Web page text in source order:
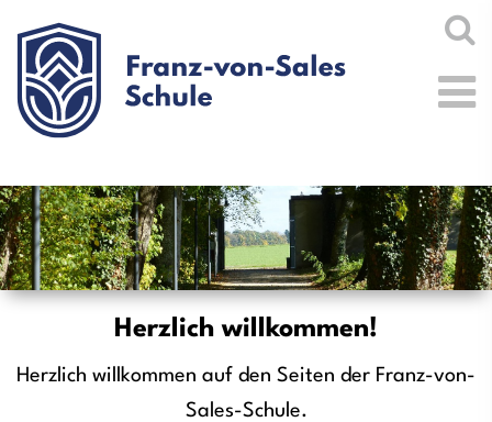
Herzlich willkommen!
Herzlich willkommen auf den Seiten der Franz-von-
Sales-Schule.